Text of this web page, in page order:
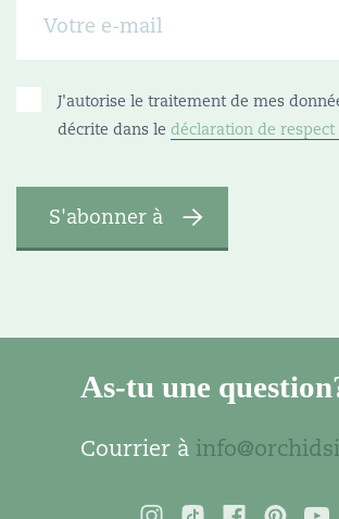
J'autorise le traitement de mes
décrite dans le déclaration de
As-tu une
Courrier à